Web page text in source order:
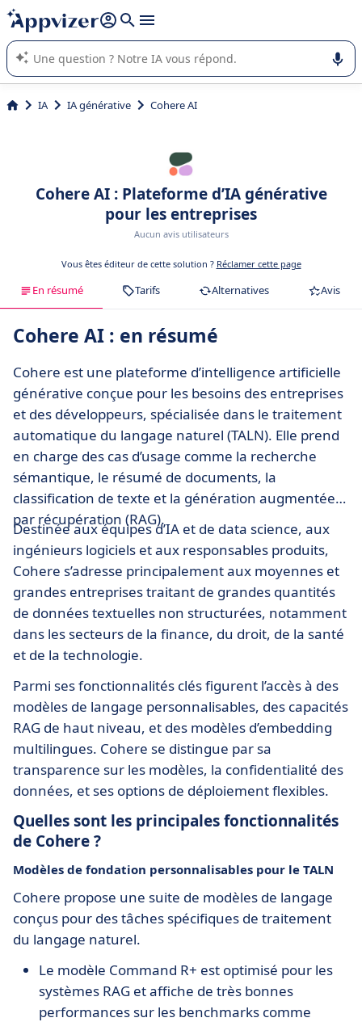
répondre (plusieurs lignes avec
L'IA de Appvizer vous guide dans l'utilisation ou la sélection de
logiciel SaaS en entreprise.
IA IA générative Cohere AI
Cohere AI : Plateforme d’IA générative
pour les entreprises
Aucun avis utilisateurs
Vous êtes éditeur de cette solution ? Réclamer cette page
En résumé Tarifs Alternatives Avis
Cohere AI : en résumé
Cohere est une plateforme d’intelligence artificielle
générative conçue pour les besoins des entreprises
et des développeurs, spécialisée dans le traitement
automatique du langage naturel (TALN). Elle prend
en charge des cas d’usage comme la recherche
sémantique, le résumé de documents, la
classification de texte et la génération augmentée
par récupération (RAG).
Destinée aux équipes d’IA et de data science, aux
ingénieurs logiciels et aux responsables produits,
Cohere s’adresse principalement aux moyennes et
grandes entreprises traitant de grandes quantités
de données textuelles non structurées, notamment
dans les secteurs de la finance, du droit, de la santé
et de la technologie.
Parmi ses fonctionnalités clés figurent l’accès à des
modèles de langage personnalisables, des capacités
RAG de haut niveau, et des modèles d’embedding
multilingues. Cohere se distingue par sa
transparence sur les modèles, la confidentialité des
données, et ses options de déploiement flexibles.
Quelles sont les principales fonctionnalités
de Cohere ?
Modèles de fondation personnalisables pour le TALN
Cohere propose une suite de modèles de langage
conçus pour des tâches spécifiques de traitement
du langage naturel.
Le modèle Command R+ est optimisé pour les
systèmes RAG et affiche de très bonnes
performances sur les benchmarks comme